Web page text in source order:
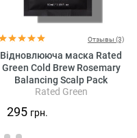
Отзывы (3)
Відновлююча маска Rated
Green Cold Brew Rosemary
Balancing Scalp Pack
Rated Green
295 грн.